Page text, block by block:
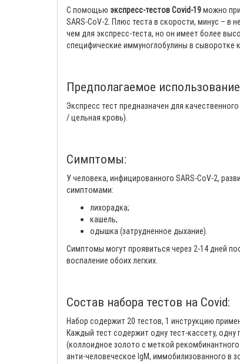
С помощью экспресс-тестовCovid-19можно
SARS-CoV-2. Плюс теста в скорости, минус –
чем для экспресс-теста, но он имеет более
специфические иммуноглобулины в сыворотке
Предполагаемое
Экспресс тест предназначен для
/ цельная кровь).
Симптомы:
У человека, инфицированного SARS-CoV-2,
симптомами:
лихорадка;
кашель;
одышка (затрудненное дыхание).
Симптомы могут проявиться через 2-14 дней
воспаление обоих легких.
Состав набора тестов на Covid:
Набор содержит 20 тестов, 1 инструкцию
Каждый тест содержит одну тест-кассету,
(коллоидное золото с меткой
анти-человеческое IgM, иммобилизованного в